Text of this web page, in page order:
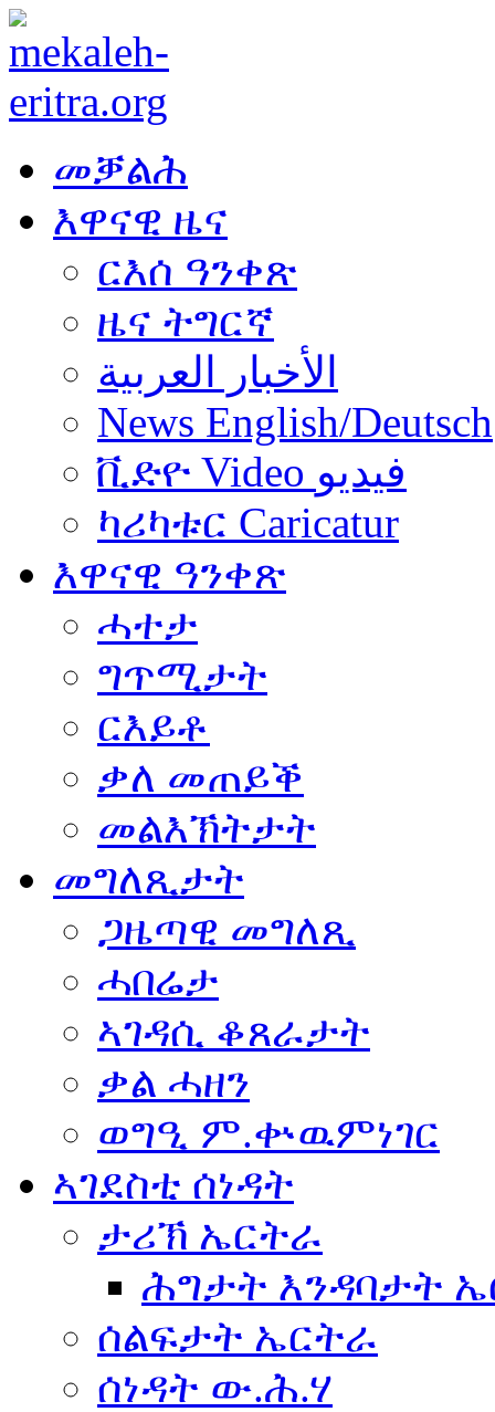
መቓልሕ
እዋናዊ ዜና
ርእሰ ዓንቀጽ
ዜና ትግርኛ
الأخبار العربية
News English/Deutsch
ቪድዮ Video فيديو
ካሪካቱር Caricatur
እዋናዊ ዓንቀጽ
ሓተታ
ግጥሚታት
ርእይቶ
ቃለ መጠይቕ
መልእኽትታት
መግለጺታት
ጋዜጣዊ መግለጺ
ሓበሬታ
ኣገዳሲ ቆጸራታት
ቃል ሓዘን
ወግዒ ም.ቍዉምነገር
ኣገደስቲ ሰነዳት
ታሪኽ ኤርትራ
ሕግታት እንዳባታት
ሰልፍታት ኤርትራ
ሰነዳት ው.ሕ.ሃ